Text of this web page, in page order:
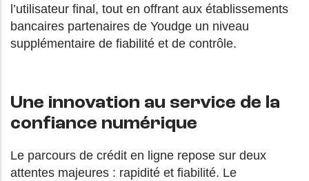
l’utilisateur final, tout en offrant aux établissements
bancaires partenaires de Youdge un niveau
supplémentaire de fiabilité et de contrôle.
Une innovation au service de la
confiance numérique
Le parcours de crédit en ligne repose sur deux
attentes majeures : rapidité et fiabilité. Le